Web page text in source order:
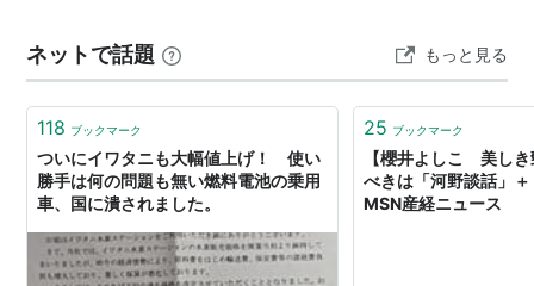
民は平和ボケ 大国であるＺ国の後ろ盾もあり、Ａ国は簡
単には滅びない。経済も安定しているため、兵糧攻めも
難しいだろう。なにせ、Ａの国民…
ネットで話題 もっと見る
118 ブックマーク
ついにイワタニも大幅値上げ！ 使い
勝手は何の問題も無い燃料電池の乗用
車、国に潰されました。
25 ブックマーク
【櫻井よしこ 美し
べきは「河野談話」
MSN産経ニュース